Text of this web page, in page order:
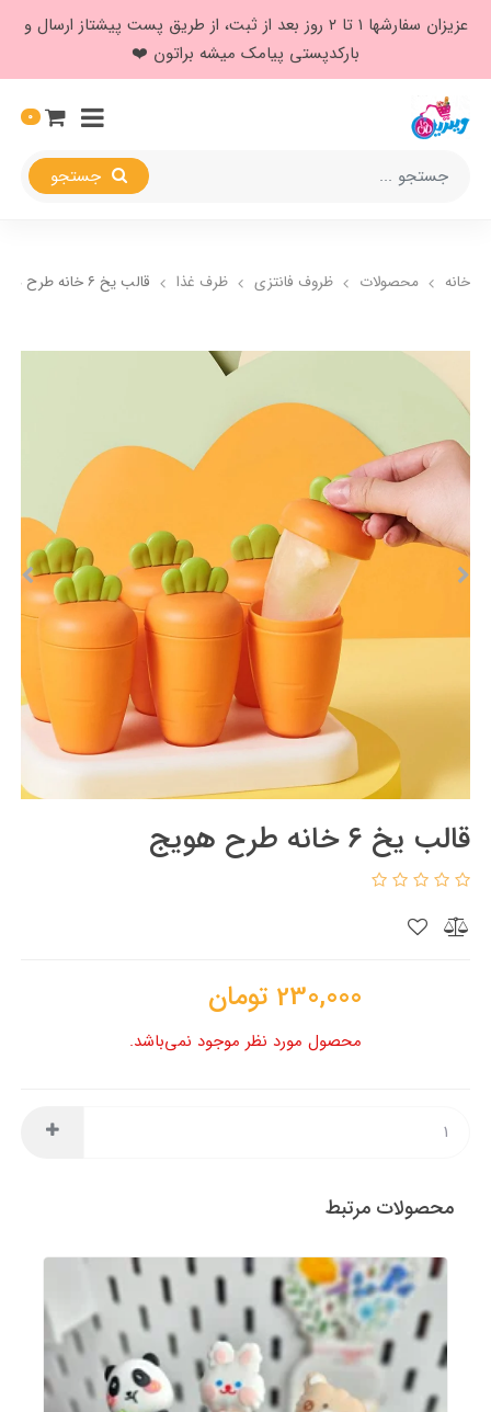
عزیزان سفارشها ۱ تا ۲ روز بعد از ثبت، از طریق پست پیشتاز ارسال و
بارکدپستی پیامک میشه براتون ❤️
0
خانه محصولات ظروف فانتزی ظرف غذا قالب یخ ۶ خانه طرح هویج
قالب یخ ۶ خانه طرح هویج
230,000 تومان
محصول مورد نظر موجود نمی‌باشد.
محصولات مرتبط